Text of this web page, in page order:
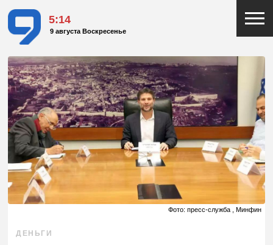
5:14
9 августа Воскресенье
Фото: пресс-служба , Минфин
ДЕНЬГИ